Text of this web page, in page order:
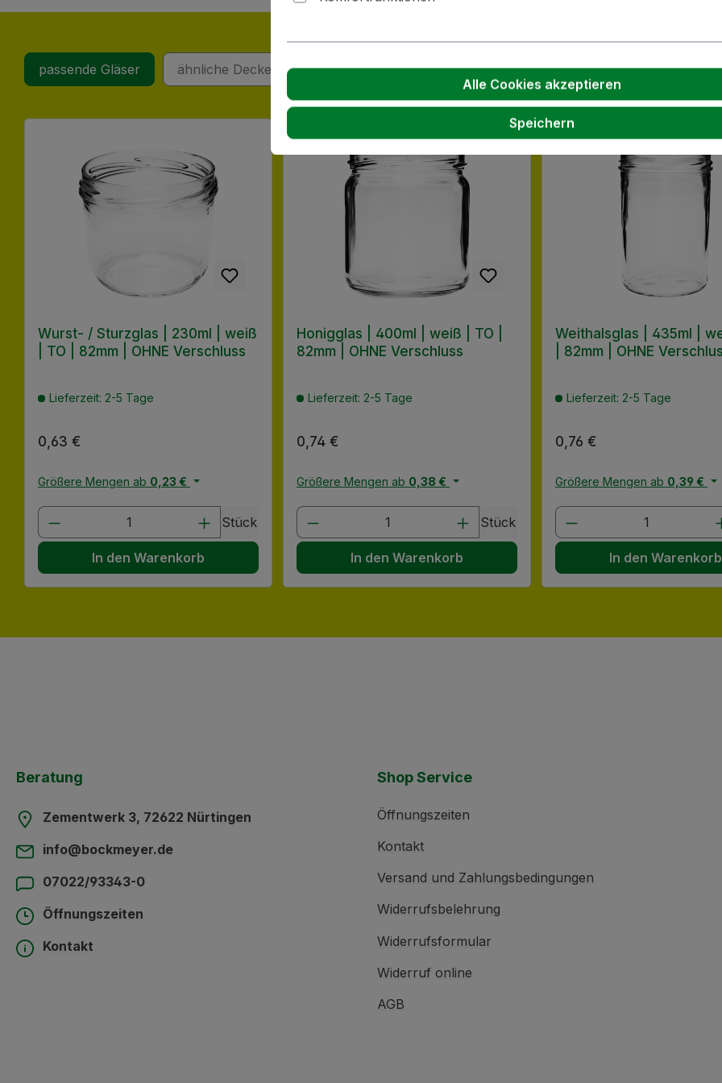
passende Gläser ähnliche Deckel Kunden haben sich auch angesehen Kunden kauften auch
Produktgalerie überspringen
Wurst- / Sturzglas | 230ml | weiß
| TO | 82mm | OHNE Verschluss
Lieferzeit: 2-5 Tage
Regulärer Preis:
0,63 €
Größere Mengen ab 0,23 €
Produkt Anzahl: Gib den gewünschten Wert ein oder benutze die
Stück
In den Warenkorb
Honigglas | 400ml | weiß | TO |
82mm | OHNE Verschluss
Lieferzeit: 2-5 Tage
Regulärer Preis:
0,74 €
Größere Mengen ab 0,38 €
Produkt Anzahl: Gib den gewünschten Wert
Stück
In den Warenkorb
Weithalsglas | 435ml |
| 82mm | OHNE
Lieferzeit: 2-5 Tage
Regulärer Preis:
0,76 €
Größere Mengen ab 0,39 €
Produkt Anzahl:
In den Warenkorb
Beratung
Zementwerk 3, 72622 Nürtingen
info@bockmeyer.de
07022/93343-0
Öffnungszeiten
Kontakt
Shop Service
Öffnungszeiten
Kontakt
Versand und Zahlungsbedingungen
Widerrufsbelehrung
Widerrufsformular
Widerruf online
AGB
Alle Cookies akzeptieren
Speichern